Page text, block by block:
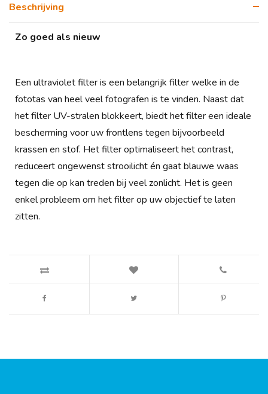
Beschrijving
Zo goed als nieuw
Een ultraviolet filter is een belangrijk filter welke in de
fototas van heel veel fotografen is te vinden. Naast dat
het filter UV-stralen blokkeert, biedt het filter een ideale
bescherming voor uw frontlens tegen bijvoorbeeld
krassen en stof. Het filter optimaliseert het contrast,
reduceert ongewenst strooilicht én gaat blauwe waas
tegen die op kan treden bij veel zonlicht. Het is geen
enkel probleem om het filter op uw objectief te laten
zitten.